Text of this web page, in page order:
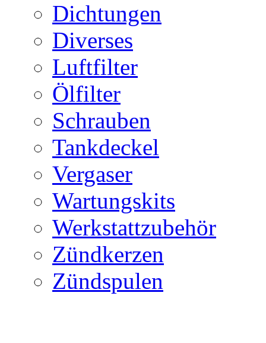
Dichtungen
Diverses
Luftfilter
Ölfilter
Schrauben
Tankdeckel
Vergaser
Wartungskits
Werkstattzubehör
Zündkerzen
Zündspulen